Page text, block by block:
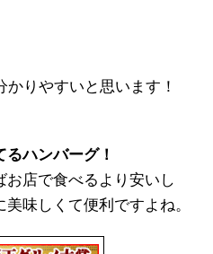
りやすいと思います！
ハンバーグ！
お店で食べるより安いし
味しくて便利ですよね。